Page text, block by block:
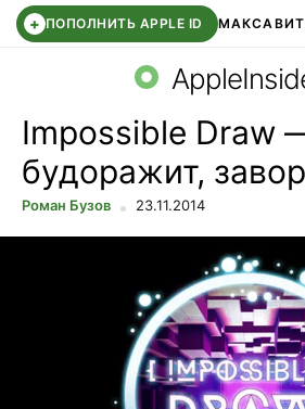
+ ПОПОЛНИТЬ APPLE ID МАКС
СБЕР КИДС ВТБ ОНЛАЙН
Impossible Draw
будоражит,
Роман Бузов 23.11.2014